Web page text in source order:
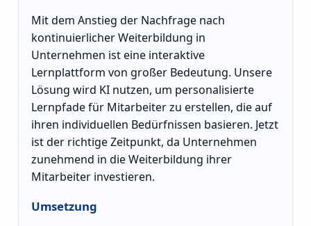
Mit dem Anstieg der Nachfrage nach
kontinuierlicher Weiterbildung in
Unternehmen ist eine interaktive
Lernplattform von großer Bedeutung. Unsere
Lösung wird KI nutzen, um personalisierte
Lernpfade für Mitarbeiter zu erstellen, die auf
ihren individuellen Bedürfnissen basieren. Jetzt
ist der richtige Zeitpunkt, da Unternehmen
zunehmend in die Weiterbildung ihrer
Mitarbeiter investieren.
Umsetzung